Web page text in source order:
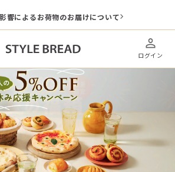
響によるお荷物のお届けについて
ログイン